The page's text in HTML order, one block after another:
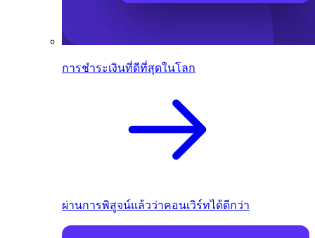
การชำระเงินที่ดีที่สุดในโลก
ผ่านการพิสูจน์แล้วว่าคอนเวิร์ทได้ดีกว่า